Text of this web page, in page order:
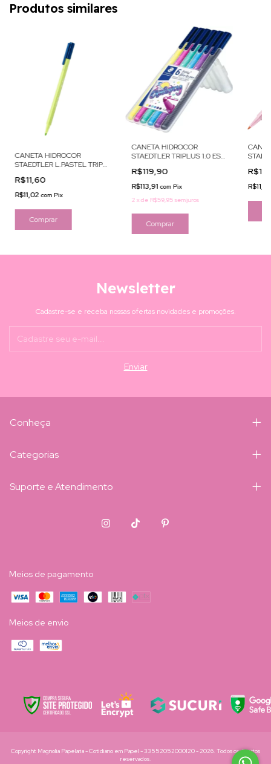
Produtos similares
CANETA HIDROCOR
STAEDTLER L.PASTEL TRIP
R$11,60
R$11,02com Pix
CANETA HIDROCOR
STAEDTLER TRIPLUS 1.0 EST
R$119,90
R$113,91com Pix
2 xde R$59,95 sem juros
Newsletter
Cadastre-se e receba nossas ofertas novidades e promoções.
Conheça
Categorias
Suporte e Atendimento
Meios de pagamento
Meios de envio
Copyright Magnolia Papelaria - Cotidiano em Papel - 33552052000120 - 2026. Todos os direitos
reservados.